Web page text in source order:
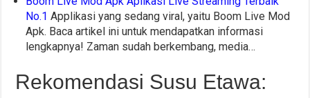
No.1 Applikasi yang sedang viral, yaitu Boom Live Mod
Apk. Baca artikel ini untuk mendapatkan informasi
lengkapnya! Zaman sudah berkembang, media…
Rekomendasi Susu Etawa: